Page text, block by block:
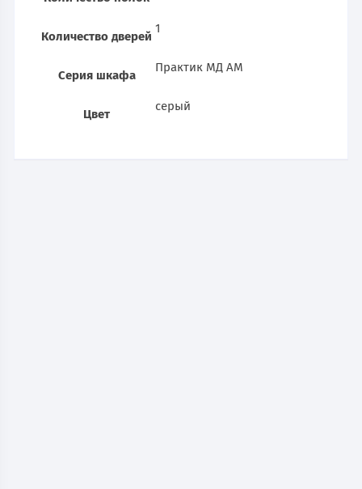
Количество дверей
1
Серия шкафа
Практик МД АМ
Цвет
серый